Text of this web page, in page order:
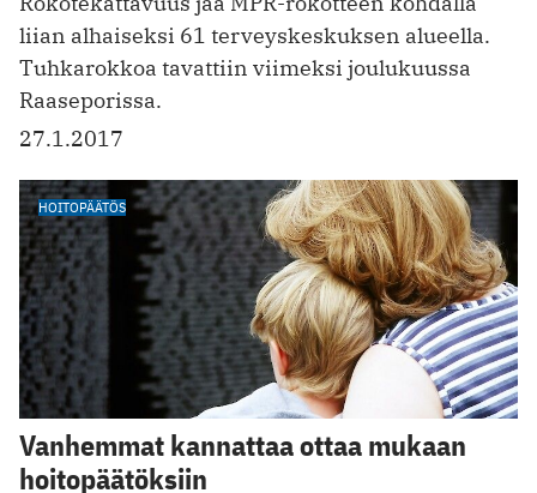
liian alhaiseksi 61 terveyskeskuksen alueella.
Tuhkarokkoa tavattiin viimeksi joulukuussa
Raaseporissa.
27.1.2017
HOITOPÄÄTÖS
Vanhemmat kannattaa ottaa mukaan
hoitopäätöksiin